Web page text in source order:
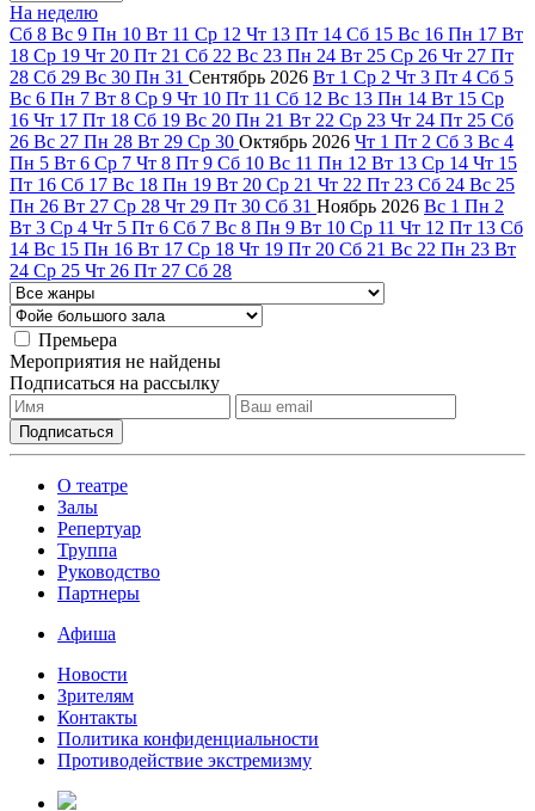
На неделю
Сб 8 Вс 9 Пн 10 Вт 11 Ср 12 Чт 13 Пт 14 Сб 15 Вс 16 Пн 17 Вт
18 Ср 19 Чт 20 Пт 21 Сб 22 Вс 23 Пн 24 Вт 25 Ср 26 Чт 27 Пт
28 Сб 29 Вс 30 Пн 31 Сентябрь 2026 Вт 1 Ср 2 Чт 3 Пт 4 Сб 5
Вс 6 Пн 7 Вт 8 Ср 9 Чт 10 Пт 11 Сб 12 Вс 13 Пн 14 Вт 15 Ср
16 Чт 17 Пт 18 Сб 19 Вс 20 Пн 21 Вт 22 Ср 23 Чт 24 Пт 25 Сб
26 Вс 27 Пн 28 Вт 29 Ср 30 Октябрь 2026 Чт 1 Пт 2 Сб 3 Вс 4
Пн 5 Вт 6 Ср 7 Чт 8 Пт 9 Сб 10 Вс 11 Пн 12 Вт 13 Ср 14 Чт 15
Пт 16 Сб 17 Вс 18 Пн 19 Вт 20 Ср 21 Чт 22 Пт 23 Сб 24 Вс 25
Пн 26 Вт 27 Ср 28 Чт 29 Пт 30 Сб 31 Ноябрь 2026 Вс 1 Пн 2
Вт 3 Ср 4 Чт 5 Пт 6 Сб 7 Вс 8 Пн 9 Вт 10 Ср 11 Чт 12 Пт 13 Сб
14 Вс 15 Пн 16 Вт 17 Ср 18 Чт 19 Пт 20 Сб 21 Вс 22 Пн 23 Вт
24 Ср 25 Чт 26 Пт 27 Сб 28
Премьера
Мероприятия не найдены
Подписаться на рассылку
О театре
Залы
Репертуар
Труппа
Руководство
Партнеры
Афиша
Новости
Зрителям
Контакты
Политика конфиденциальности
Противодействие экстремизму